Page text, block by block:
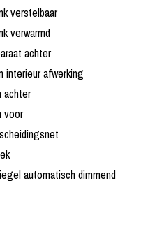
verstelbaar
verwarmd
achter
interieur afwerking
achter
voor
automatisch dimmend